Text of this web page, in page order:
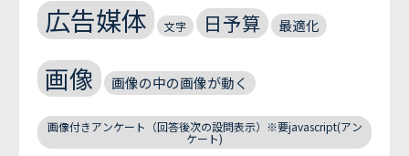
広告媒体 文字 日予算 最適化
画像 画像の中の画像が動く
画像付きアンケート（回答後次の設問表示）※要javascript(アン
ケート)